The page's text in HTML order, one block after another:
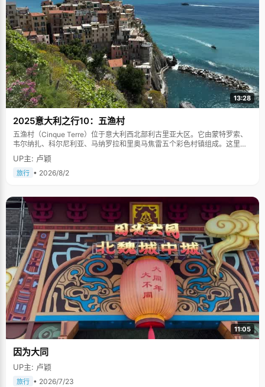
13:28
2025意大利之行10：五渔村
五渔村（Cinque Terre）位于意大利西北部利古里亚大区。它由蒙特罗索、
韦尔纳扎、科尔尼利亚、马纳罗拉和里奥马焦雷五个彩色村镇组成。这里依
山傍海，房屋色彩斑斓，1997年被列为世界文化遗产。
UP主: 卢颖
旅行 • 2026/8/2
11:05
因为大同
UP主: 卢颖
旅行 • 2026/7/23